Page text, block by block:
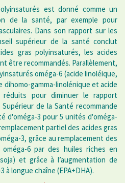
est donné comme un
de la santé, par exemple pour
Dans son rapport sur les
supérieur de la santé conclut
gras polyinsaturés, les acides
être recommandés. Parallèlement,
oméga-6 (acide linoléique,
dihomo-gamma-linolénique et acide
réduits pour diminuer le rapport
de la Santé recommande
d'oméga-3 pour 5 unités d'oméga-
partiel des acides gras
3, grâce au remplacement des
6 par des huiles riches en
et grâce à l’augmentation de
à longue chaîne (EPA+DHA).